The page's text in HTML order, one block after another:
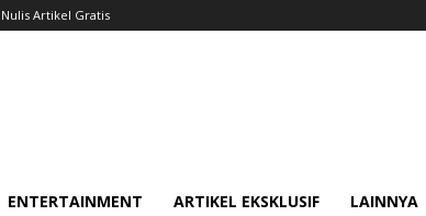
Nulis Artikel Gratis
ENTERTAINMENT ARTIKEL EKSKLUSIF LAINNYA